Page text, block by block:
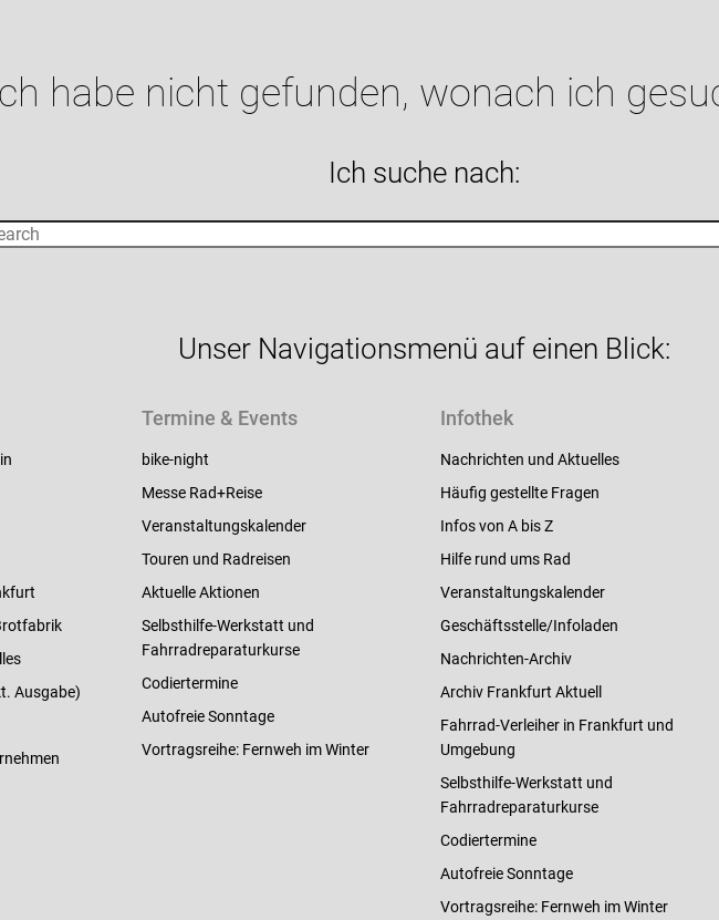
habe nicht gefunden, wonach ich
Ich suche nach:
Unser Navigationsmenü auf einen Blick:
Ausgabe)
Termine & Events
bike-night
Messe Rad+Reise
Veranstaltungskalender
Touren und Radreisen
Aktuelle Aktionen
Selbsthilfe-Werkstatt und
Fahrradreparaturkurse
Codiertermine
Autofreie Sonntage
Vortragsreihe: Fernweh im Winter
Infothek
Nachrichten und Aktuelles
Häufig gestellte Fragen
Infos von A bis Z
Hilfe rund ums Rad
Veranstaltungskalender
Geschäftsstelle/Infoladen
Nachrichten-Archiv
Archiv Frankfurt Aktuell
Fahrrad-Verleiher in Frankfurt und
Umgebung
Selbsthilfe-Werkstatt und
Fahrradreparaturkurse
Codiertermine
Autofreie Sonntage
Vortragsreihe: Fernweh im Winter